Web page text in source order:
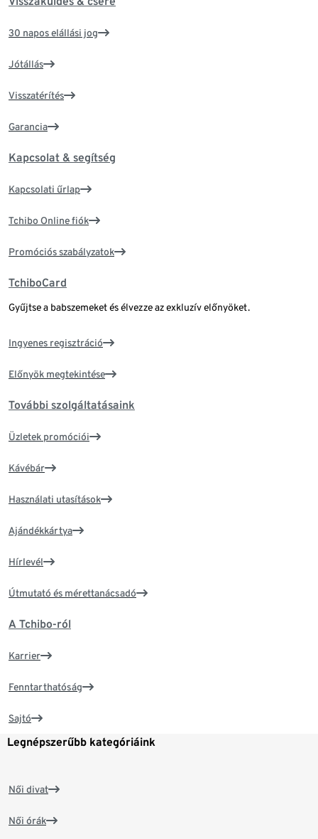
30 napos elállási jog
Jótállás
Visszatérítés
Garancia
Kapcsolat & segítség
Kapcsolati űrlap
Tchibo Online fiók
Promóciós szabályzatok
TchiboCard
Gyűjtse a babszemeket és élvezze az exkluzív előnyöket.
Ingyenes regisztráció
Előnyök megtekintése
További szolgáltatásaink
Üzletek promóciói
Kávébár
Használati utasítások
Ajándékkártya
Hírlevél
Útmutató és mérettanácsadó
A Tchibo-ról
Karrier
Fenntarthatóság
Sajtó
Legnépszerűbb kategóriáink
Női divat
Női órák